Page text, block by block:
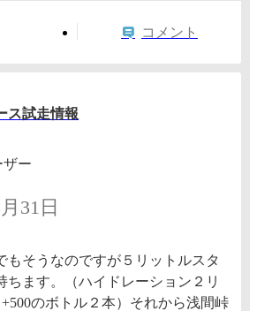
コメント
ス試走情報
ザー
31日
もそうなのですが５リットルスタ
ちます。（ハイドレーション２リ
のボトル２本）それから浅間峠